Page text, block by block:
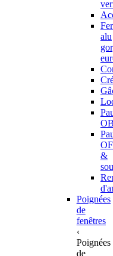
alu
OB
OF
&
Poignées
de
fenêtres
‹
Poignées
de